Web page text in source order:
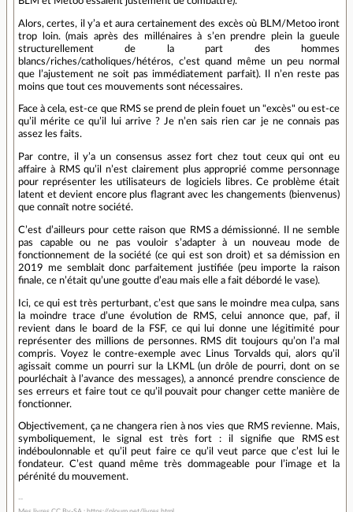
Alors, certes, il y’a et aura certainement des excès où BLM/Metoo iront
trop loin. (mais après des millénaires à s’en prendre plein la gueule
structurellement de la part des hommes
blancs/riches/catholiques/hétéros, c’est quand même un peu normal
que l’ajustement ne soit pas immédiatement parfait). Il n’en reste pas
moins que tout ces mouvements sont nécessaires.
Face à cela, est-ce que RMS se prend de plein fouet un "excès" ou est-ce
qu’il mérite ce qu’il lui arrive ? Je n’en sais rien car je ne connais pas
assez les faits.
Par contre, il y’a un consensus assez fort chez tout ceux qui ont eu
affaire à RMS qu’il n’est clairement plus approprié comme personnage
pour représenter les utilisateurs de logiciels libres. Ce problème était
latent et devient encore plus flagrant avec les changements (bienvenus)
que connaît notre société.
C’est d’ailleurs pour cette raison que RMS a démissionné. Il ne semble
pas capable ou ne pas vouloir s’adapter à un nouveau mode de
fonctionnement de la société (ce qui est son droit) et sa démission en
2019 me semblait donc parfaitement justifiée (peu importe la raison
finale, ce n’était qu’une goutte d’eau mais elle a fait débordé le vase).
Ici, ce qui est très perturbant, c’est que sans le moindre mea culpa, sans
la moindre trace d’une évolution de RMS, celui annonce que, paf, il
revient dans le board de la FSF, ce qui lui donne une légitimité pour
représenter des millions de personnes. RMS dit toujours qu’on l’a mal
compris. Voyez le contre-exemple avec Linus Torvalds qui, alors qu’il
agissait comme un pourri sur la LKML (un drôle de pourri, dont on se
pourléchait à l’avance des messages), a annoncé prendre conscience de
ses erreurs et faire tout ce qu’il pouvait pour changer cette manière de
fonctionner.
Objectivement, ça ne changera rien à nos vies que RMS revienne. Mais,
symboliquement, le signal est très fort : il signifie que RMS est
indéboulonnable et qu’il peut faire ce qu’il veut parce que c’est lui le
fondateur. C’est quand même très dommageable pour l’image et la
pérénité du mouvement.